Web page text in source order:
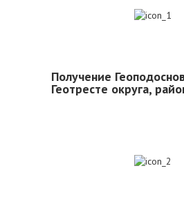
Получение
Геотресте округа,